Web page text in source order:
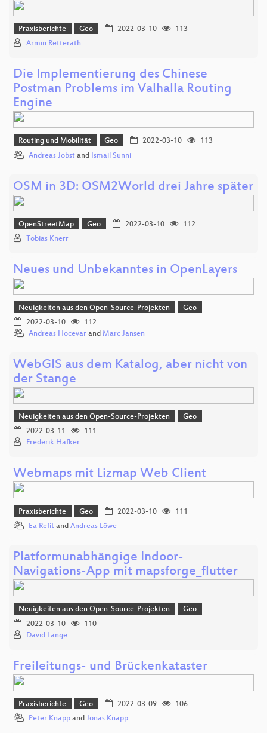
Praxisberichte Geo 2022-03-10
113
Armin Retterath
Die Implementierung des Chinese
Postman Problems im Valhalla Routing
Engine
Routing und Mobilität Geo 2022-03-10
113
Andreas Jobst and Ismail Sunni
OSM in 3D: OSM2World drei Jahre später
OpenStreetMap Geo 2022-03-10
112
Tobias Knerr
Neues und Unbekanntes in OpenLayers
Neuigkeiten aus den Open-Source-Projekten
Geo
2022-03-10
112
Andreas Hocevar and Marc Jansen
WebGIS aus dem Katalog, aber nicht von
der Stange
Neuigkeiten aus den Open-Source-Projekten
Geo
2022-03-11
111
Frederik Häfker
Webmaps mit Lizmap Web Client
Praxisberichte Geo 2022-03-10
111
Ea Refit and Andreas Löwe
Platformunabhängige Indoor-
Navigations-App mit mapsforge_flutter
Neuigkeiten aus den Open-Source-Projekten
Geo
2022-03-10
110
David Lange
Freileitungs- und Brückenkataster
Praxisberichte Geo 2022-03-09
106
Peter Knapp and Jonas Knapp